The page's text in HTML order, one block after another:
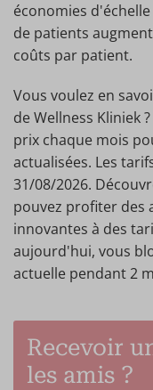
économies
de patients
coûts par patient.
Vous voulez en
de Wellness Kliniek
prix chaque mois
actualisées. Les
31/08/2026.
pouvez profiter des
innovantes à des
aujourd'hui, vous
actuelle pendant 2
Recevoir
les amis ?